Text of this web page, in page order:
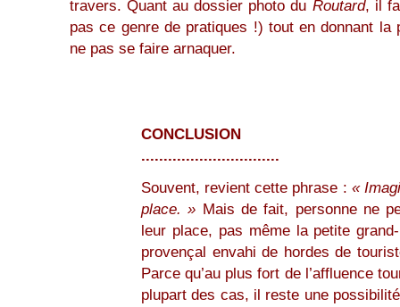
travers. Quant au dossier photo du Routard, il
pas ce genre de pratiques !) tout en donnant la
ne pas se faire arnaquer.
CONCLUSION
...............................
Souvent, revient cette phrase : «
place. » Mais de fait, personne ne
leur place, pas même la petite
provençal envahi de hordes de
Parce qu’au plus fort de l’affluence
plupart des cas, il reste une